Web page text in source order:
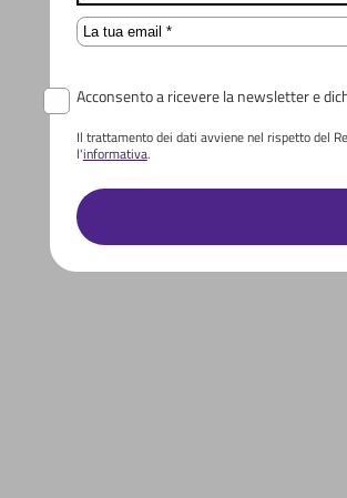
Email
Acconsento a ricevere la newsletter e
Il trattamento dei dati avviene nel rispetto del
l'informativa.